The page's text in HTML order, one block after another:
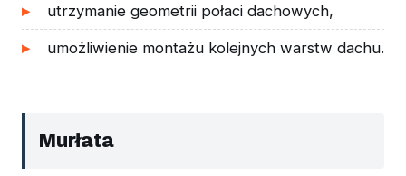
utrzymanie geometrii połaci dachowych,
umożliwienie montażu kolejnych warstw dachu.
Murłata